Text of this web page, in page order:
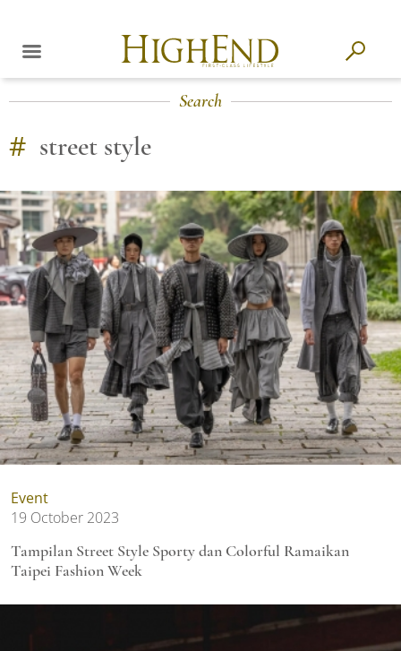
Search
# street style
Event
19 October 2023
Tampilan Street Style Sporty dan Colorful Ramaikan
Taipei Fashion Week